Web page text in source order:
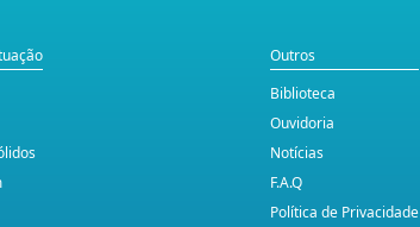
Outros
Biblioteca
Ouvidoria
Notícias
F.A.Q
Política de Privacidade